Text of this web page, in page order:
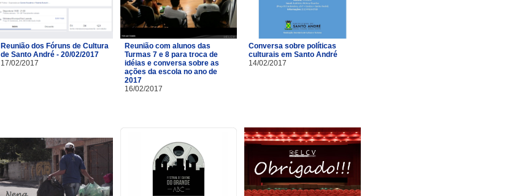
Reunião dos Fóruns de Cultura
de Santo André - 20/02/2017
17/02/2017
Reunião com alunos das
Turmas 7 e 8 para troca de
idéias e conversa sobre as
ações da escola no ano de
2017
16/02/2017
Conversa sobre políticas
culturais em Santo André
14/02/2017